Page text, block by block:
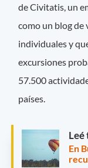
de Civitatis, un
como un blog de
individuales y
excursiones
57.500
países.
Leé
En